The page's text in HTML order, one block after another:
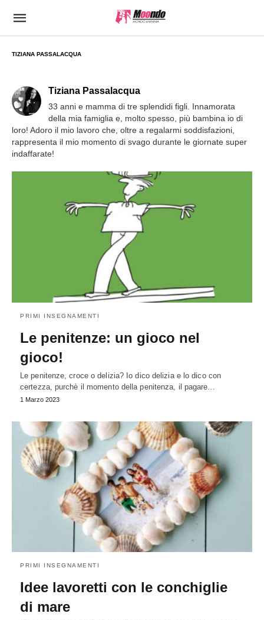
TIZIANA PASSALACQUA
Tiziana Passalacqua
33 anni e mamma di tre splendidi figli. Innamorata
della mia famiglia e, molto spesso, più bambina io di
loro! Adoro il mio lavoro che, oltre a regalarmi soddisfazioni,
rappresenta il mio momento di svago durante le giornate super
indaffarate!
PRIMI INSEGNAMENTI
Le penitenze: un gioco nel
gioco!
Le penitenze, croce o delizia? Io dico delizia e lo dico con
certezza, purchè il momento della penitenza, il pagare…
1 Marzo 2023
PRIMI INSEGNAMENTI
Idee lavoretti con le conchiglie
di mare